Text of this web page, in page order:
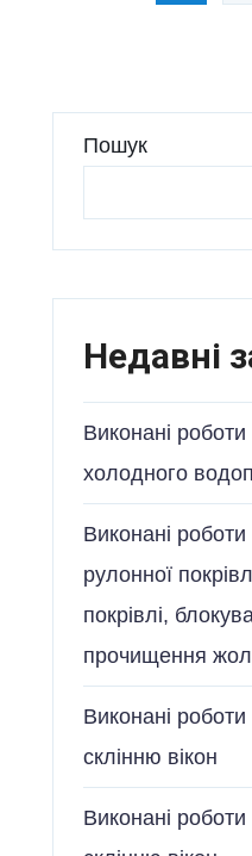
Пошук
Недавні
Виконані роботи
холодного
Виконані
рулонної
покрівлі,
прочищення
Виконані
склінню вікон
Виконані